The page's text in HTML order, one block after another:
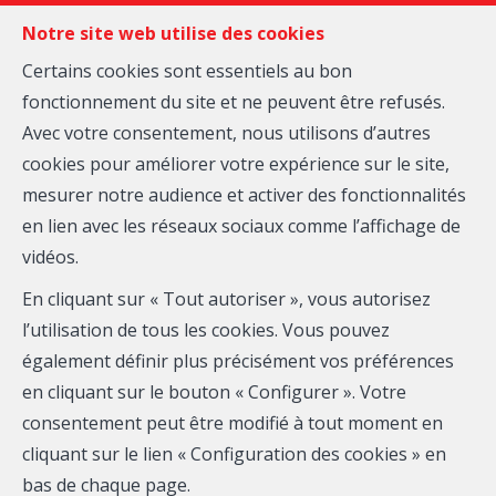
MENU
Inscription
Pourquoi vous inscrire ?
En nous transmettant vos coordonnées (n'oubliez pas
votre adresse e-mail), ainsi que vos critères de
recherche, vous nous permettrez de vous envoyer, au
fur et à mesure de leur mise sur le marché, les
Notre site web utilise des cookies
Certains cookies sont essentiels au bon
fonctionnement du site et ne peuvent être refusés.
Avec votre consentement, nous utilisons d’autres
cookies pour améliorer votre expérience sur le site,
mesurer notre audience et activer des fonctionnalités
en lien avec les réseaux sociaux comme l’affichage de
vidéos.
En cliquant sur « Tout autoriser », vous autorisez
l’utilisation de tous les cookies. Vous pouvez
également définir plus précisément vos préférences
en cliquant sur le bouton « Configurer ». Votre
consentement peut être modifié à tout moment en
cliquant sur le lien « Configuration des cookies » en
bas de chaque page.